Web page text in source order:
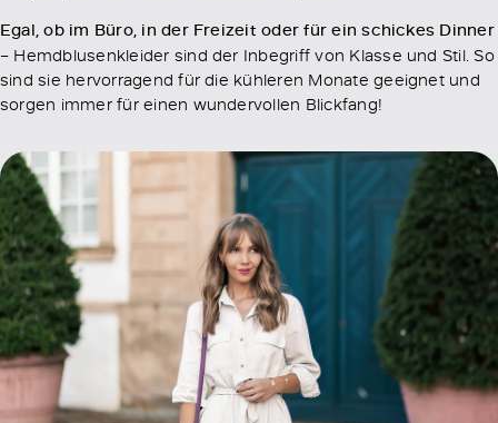
Egal, ob im Büro, in der Freizeit oder für ein schickes Dinner
– Hemdblusenkleider sind der Inbegriff von Klasse und Stil. So
sind sie hervorragend für die kühleren Monate geeignet und
sorgen immer für einen wundervollen Blickfang!